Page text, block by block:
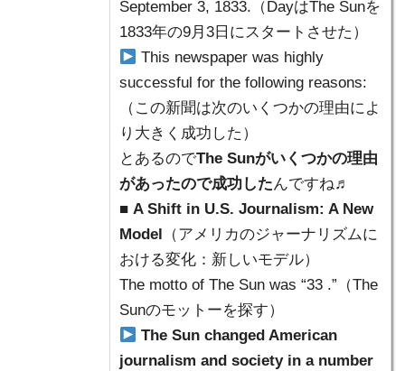
September 3, 1833.（DayはThe Sunを
1833年の9月3日にスタートさせた）
This newspaper was highly
successful for the following reasons:
（この新聞は次のいくつかの理由によ
り大きく成功した）
とあるのでThe Sunがいくつかの理由
があったので成功したんですね♬
■ A Shift in U.S. Journalism: A New
Model
（アメリカのジャーナリズムに
おける変化：新しいモデル）
The motto of The Sun was “33 .”（The
Sunのモットーを探す）
The Sun changed American
journalism and society in a number